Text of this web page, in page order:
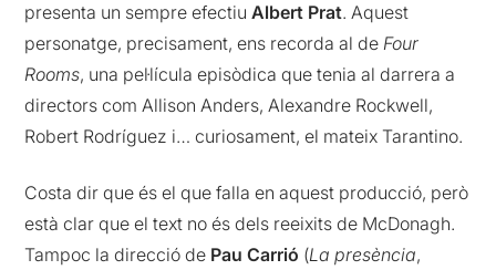
presenta un sempre efectiu Albert Prat. Aquest
personatge, precisament, ens recorda al de Four
Rooms, una pel·lícula episòdica que tenia al darrera a
directors com Allison Anders, Alexandre Rockwell,
Robert Rodríguez i… curiosament, el mateix Tarantino.
Costa dir que és el que falla en aquest producció, però
està clar que el text no és dels reeixits de McDonagh.
Tampoc la direcció de Pau Carrió (La presència,